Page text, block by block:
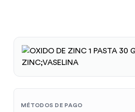
MÉTODOS DE PAGO